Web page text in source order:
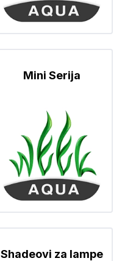
Mini Serija
Shadeovi za lampe